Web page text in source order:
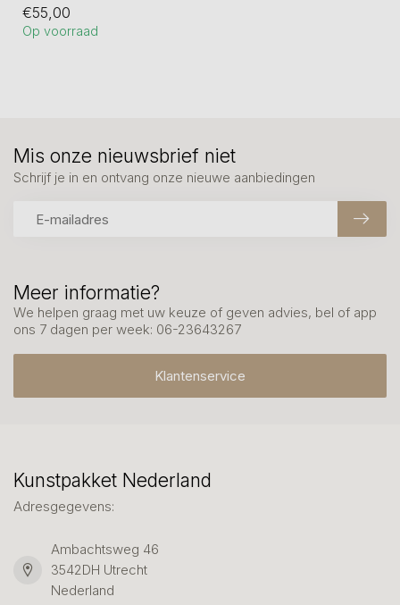
en ...
€55,00
Op voorraad
Meer informatie?
We helpen graag met uw keuze of geven advies, bel of app
ons 7 dagen per week: 06-23643267
Klantenservice
Mis onze nieuwsbrief niet
Schrijf je in en ontvang onze nieuwe aanbiedingen
Kunstpakket Nederland
Adresgegevens:
Ambachtsweg 46
3542DH Utrecht
Nederland